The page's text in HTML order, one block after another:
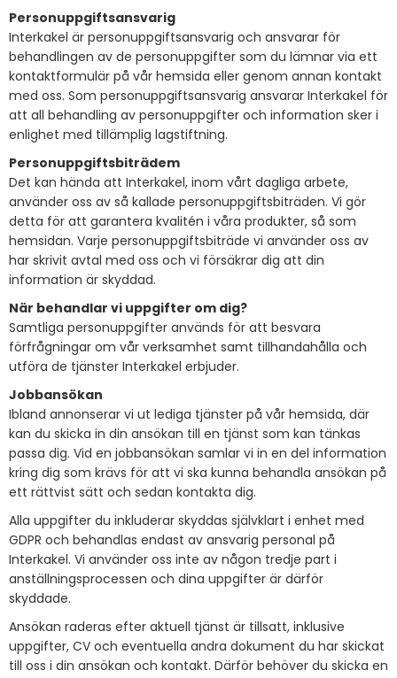
Personuppgiftsansvarig
Interkakel är personuppgiftsansvarig och ansvarar för
behandlingen av de personuppgifter som du lämnar via ett
kontaktformulär på vår hemsida eller genom annan kontakt
med oss. Som personuppgiftsansvarig ansvarar Interkakel för
att all behandling av personuppgifter och information sker i
enlighet med tillämplig lagstiftning.
Personuppgiftsbiträdem
Det kan hända att Interkakel, inom vårt dagliga arbete,
använder oss av så kallade personuppgiftsbiträden. Vi gör
detta för att garantera kvalitén i våra produkter, så som
hemsidan. Varje personuppgiftsbiträde vi använder oss av
har skrivit avtal med oss och vi försäkrar dig att din
information är skyddad.
När behandlar vi uppgifter om dig?
Samtliga personuppgifter används för att besvara
förfrågningar om vår verksamhet samt tillhandahålla och
utföra de tjänster Interkakel erbjuder.
Jobbansökan
Ibland annonserar vi ut lediga tjänster på vår hemsida, där
kan du skicka in din ansökan till en tjänst som kan tänkas
passa dig. Vid en jobbansökan samlar vi in en del information
kring dig som krävs för att vi ska kunna behandla ansökan på
ett rättvist sätt och sedan kontakta dig.
Alla uppgifter du inkluderar skyddas självklart i enhet med
GDPR och behandlas endast av ansvarig personal på
Interkakel. Vi använder oss inte av någon tredje part i
anställningsprocessen och dina uppgifter är därför
skyddade.
Ansökan raderas efter aktuell tjänst är tillsatt, inklusive
uppgifter, CV och eventuella andra dokument du har skickat
till oss i din ansökan och kontakt. Därför behöver du skicka en